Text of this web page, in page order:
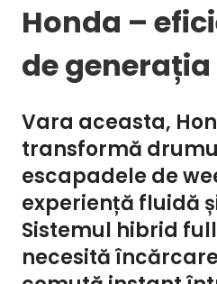
Honda –
de generația
Vara aceasta,
transformă
escapadele de
experiență fluidă
Sistemul hibrid
necesită